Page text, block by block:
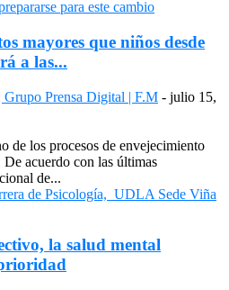
mayores que niños desde
a las...
Grupo Prensa Digital | F.M - julio 15,
de los procesos de envejecimiento
De acuerdo con las últimas
de...
la salud mental